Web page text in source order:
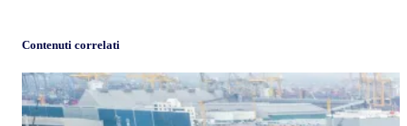
Contenuti correlati